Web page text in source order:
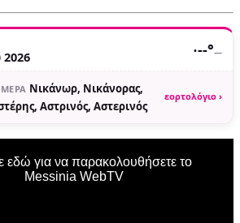
·--°—
Νικάνωρ, Νικάνορας,
Αστρινός, Αστερινός
εορτολόγιο ›
εδώ για να παρακολουθήσετε το
Messinia WebTV